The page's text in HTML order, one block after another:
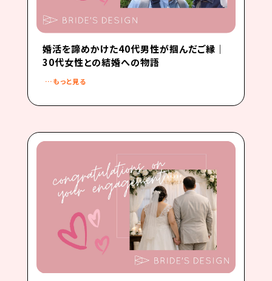
婚活を諦めかけた40代男性が掴んだご縁｜
30代女性との結婚への物語
…もっと見る